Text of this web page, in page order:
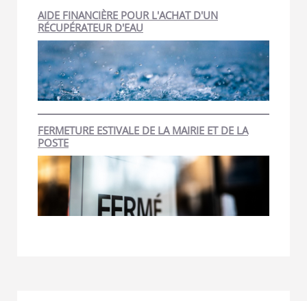
AIDE FINANCIÈRE POUR L'ACHAT D'UN
RÉCUPÉRATEUR D'EAU
FERMETURE ESTIVALE DE LA MAIRIE ET DE LA
POSTE